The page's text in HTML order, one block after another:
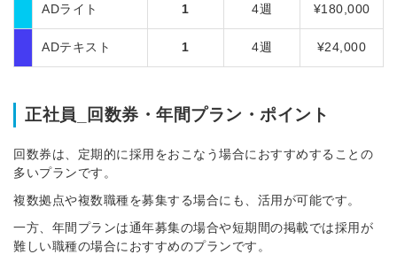
ADライト 1 4週 ¥180,000
ADテキスト 1 4週 ¥24,000
正社員_回数券・年間プラン・ポイント
回数券は、定期的に採用をおこなう場合におすすめすることの
多いプランです。
複数拠点や複数職種を募集する場合にも、活用が可能です。
一方、年間プランは通年募集の場合や短期間の掲載では採用が
難しい職種の場合におすすめのプランです。